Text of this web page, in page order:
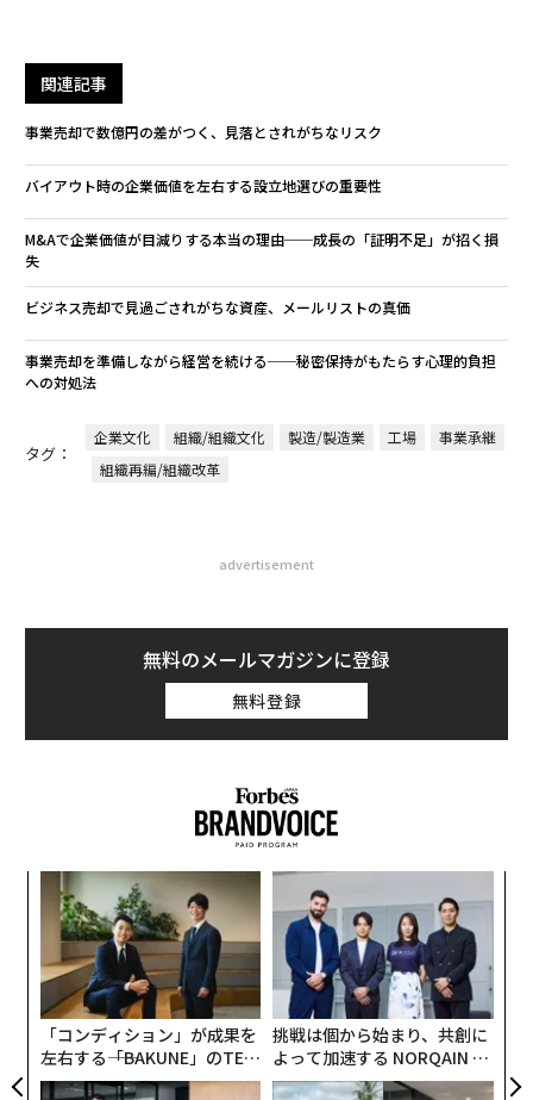
関連記事
事業売却で数億円の差がつく、見落とされがちなリスク
バイアウト時の企業価値を左右する設立地選びの重要性
M&Aで企業価値が目減りする本当の理由──成長の「証明不足」が招く損
失
ビジネス売却で見過ごされがちな資産、メールリストの真価
事業売却を準備しながら経営を続ける──秘密保持がもたらす心理的負担
への対処法
タグ：
企業文化 組織/組織文化 製造/製造業 工場
事業承継
組織再編/組織改革
advertisement
無料のメールマガジンに登録
無料登録
「コンディション」が成果を
左右する――「BAKUNE」のTEN
TIALが支える「挑戦者の明
挑戦は個から始まり、共創に
よって加速する NORQAIN JA
PAN 特別座談会